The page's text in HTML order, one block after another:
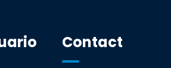
Contact